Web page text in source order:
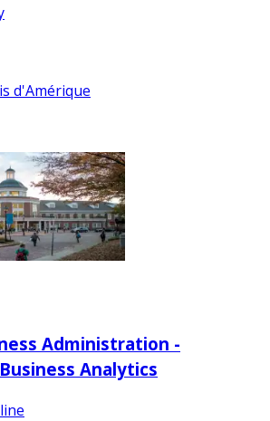
d'Amérique
Administration -
Analytics